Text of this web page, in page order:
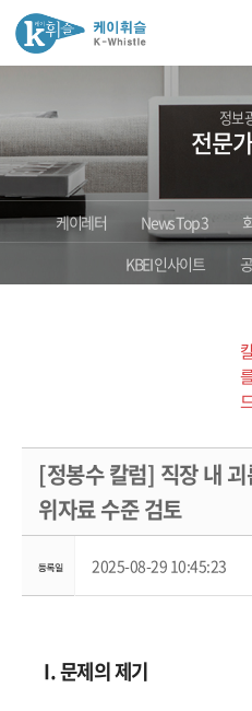
정보
전문
케이레터 News Top 3
KBEI 인사이트
[정봉수 칼럼] 직장 내
위자료 수준 검토
2025-08-29 10:45:23
I. 문제의 제기